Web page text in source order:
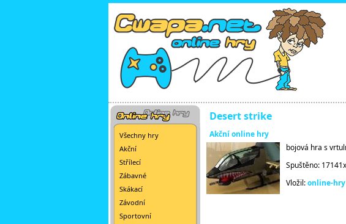
Všechny hry
Akční
Střílecí
Zábavné
Skákací
Závodní
Sportovní
Desert strike
Akční online hry
bojová hra s
Spuštěno: 17141x
Vložil:online-hry